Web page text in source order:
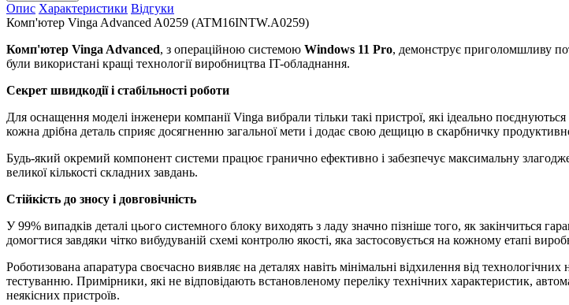
Опис Характеристики Відгуки
Комп'ютер Vinga Advanced A0259 (ATM16INTW.A0259)
Комп'ютер Vinga Advanced, з операційною системою Windows 11 Pro, демонструє приголомшливу
були використані кращі технології виробництва IT-обладнання.
Секрет швидкодії і стабільності роботи
Для оснащення моделі інженери компанії Vinga вибрали тільки такі пристрої, які ідеально
кожна дрібна деталь сприяє досягненню загальної мети і додає свою дещицю в скарбничку
Будь-який окремий компонент системи працює гранично ефективно і забезпечує максимальну
великої кількості складних завдань.
Стійкість до зносу і довговічність
У 99% випадків деталі цього системного блоку виходять з ладу значно пізніше того, як закінчиться
домогтися завдяки чітко вибудуваній схемі контролю якості, яка застосовується на кожному етапі
Роботизована апаратура своєчасно виявляє на деталях навіть мінімальні відхилення від
тестуванню. Примірники, які не відповідають встановленому переліку технічних характеристик,
неякісних пристроїв.